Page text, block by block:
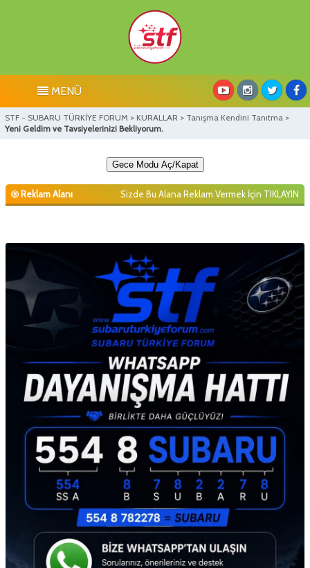
MENÜ
STF - SUBARU TÜRKİYE FORUM > KURALLAR > Tanışma Kendini Tanıtma >
Yeni Geldim ve Tavsiyelerinizi Bekliyorum.
Gece Modu Aç/Kapat
Reklam Alanı Sizde Bu Alana Reklam Vermek İçin TIKLAYIN